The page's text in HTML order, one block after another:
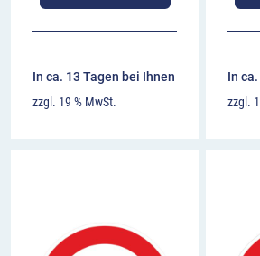
In ca. 13 Tagen bei Ihnen
zzgl. 19 % MwSt.
In
zzgl.